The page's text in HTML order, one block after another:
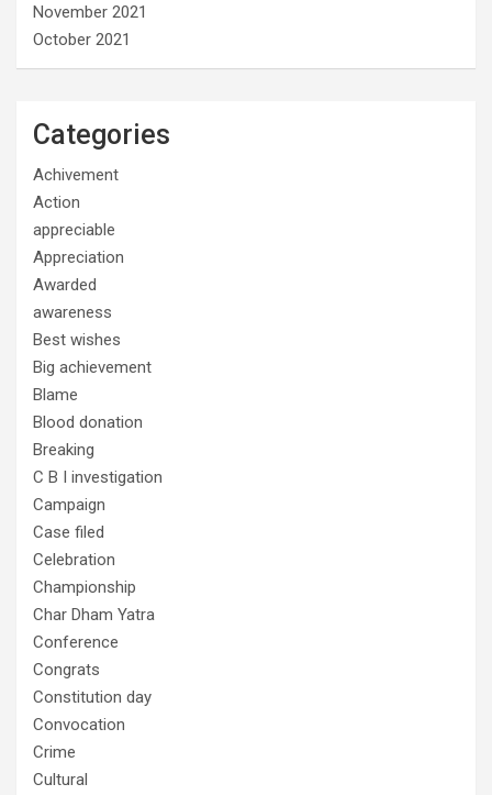
November 2021
October 2021
Categories
Achivement
Action
appreciable
Appreciation
Awarded
awareness
Best wishes
Big achievement
Blame
Blood donation
Breaking
C B I investigation
Campaign
Case filed
Celebration
Championship
Char Dham Yatra
Conference
Congrats
Constitution day
Convocation
Crime
Cultural